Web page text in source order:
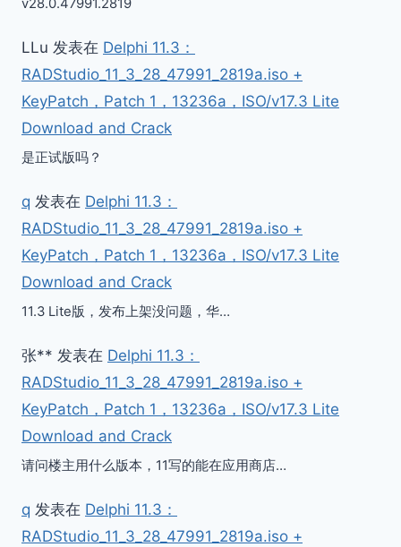
v28.0.47991.2819
LLu 发表在 Delphi 11.3：
RADStudio_11_3_28_47991_2819a.iso +
KeyPatch，Patch 1，13236a，ISO/v17.3 Lite
Download and Crack
是正试版吗？
q 发表在 Delphi 11.3：
RADStudio_11_3_28_47991_2819a.iso +
KeyPatch，Patch 1，13236a，ISO/v17.3 Lite
Download and Crack
11.3 Lite版，发布上架没问题，华…
张** 发表在 Delphi 11.3：
RADStudio_11_3_28_47991_2819a.iso +
KeyPatch，Patch 1，13236a，ISO/v17.3 Lite
Download and Crack
请问楼主用什么版本，11写的能在应用商店…
q 发表在 Delphi 11.3：
RADStudio_11_3_28_47991_2819a.iso +